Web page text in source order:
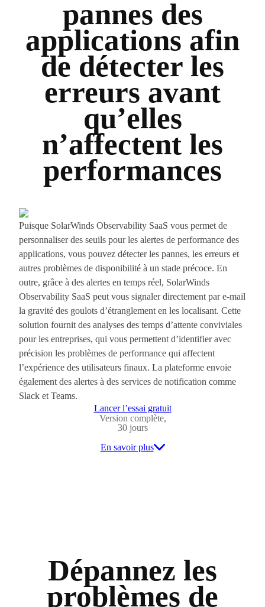
pannes des
applications afin
de détecter les
erreurs avant
qu’elles
n’affectent les
performances
Puisque SolarWinds Observability SaaS vous permet de
personnaliser des seuils pour les alertes de performance des
applications, vous pouvez détecter les pannes, les erreurs et
autres problèmes de disponibilité à un stade précoce. En
outre, grâce à des alertes en temps réel, SolarWinds
Observability SaaS peut vous signaler directement par e-mail
la gravité des goulots d’étranglement en les localisant. Cette
solution fournit des analyses des temps d’attente conviviales
pour les entreprises, qui vous permettent d’identifier avec
précision les problèmes de performance qui affectent
l’expérience des utilisateurs finaux. La plateforme envoie
également des alertes à des services de notification comme
Slack et Teams.
Lancer l’essai gratuit
Version complète,
30 jours
En savoir plus
Dépannez les
problèmes de